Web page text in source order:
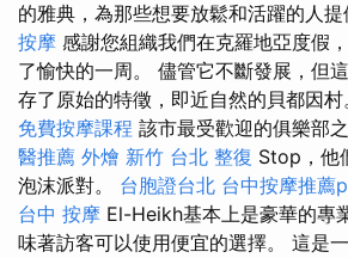
的雅典，為那些想要放鬆和活躍的人提
按摩 感謝您組織我們在克羅地亞度假
了愉快的一周。 儘管它不斷發展，但
存了原始的特徵，即近自然的貝都因村
免費按摩課程 該市最受歡迎的俱樂部
醫推薦 外燴 新竹 台北 整復 Stop，他
泡沫派對。 台胞證台北 台中按摩推薦
台中 按摩 El-Heikh基本上是豪華的專
味著訪客可以使用便宜的選擇。 這是